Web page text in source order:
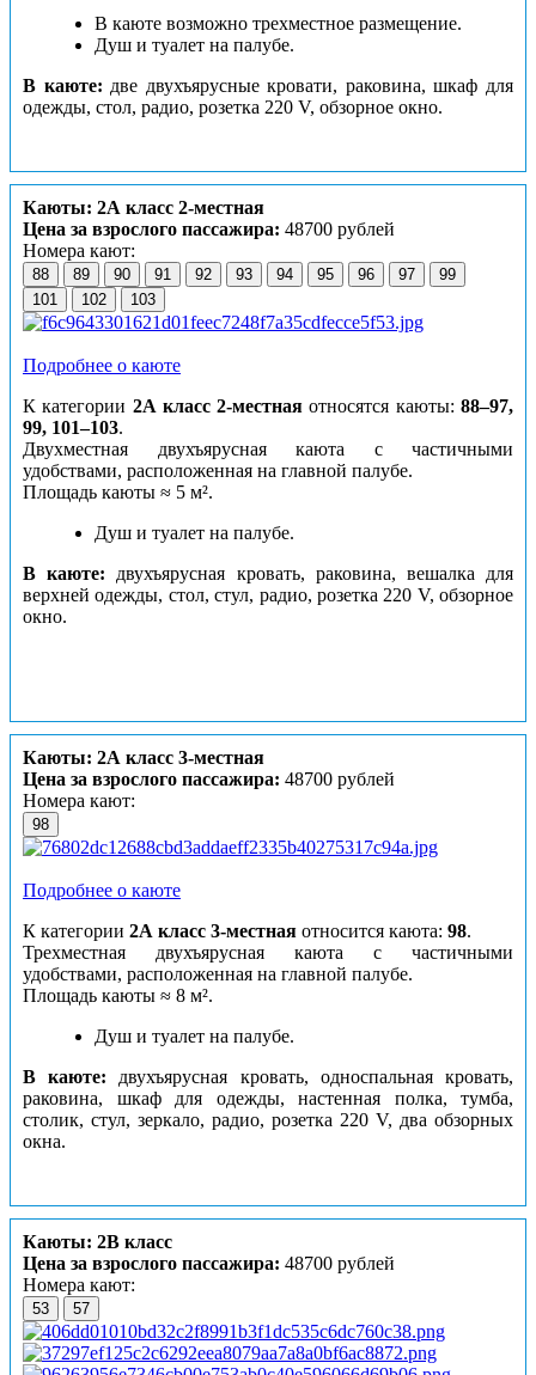
В каюте возможно трехместное размещение.
Душ и туалет на палубе.
В каюте: две двухъярусные кровати, раковина, шкаф для
одежды, стол, радио, розетка 220 V, обзорное окно.
Каюты: 2А класс 2-местная
Цена за взрослого пассажира: 48700 рублей
Номера кают:
88 89 90 91 92 93 94 95 96 97
99
101
102 103
Подробнее о каюте
К категории 2А класс 2-местная относятся каюты:88–97,
99, 101–103.
Двухместная двухъярусная каюта с частичными
удобствами, расположенная на главной палубе.
Площадь каюты ≈ 5 м².
Душ и туалет на палубе.
В каюте: двухъярусная кровать, раковина, вешалка для
верхней одежды, стол, стул, радио, розетка 220 V, обзорное
окно.
Каюты: 2А класс 3-местная
Цена за взрослого пассажира: 48700 рублей
Номера кают:
98
Подробнее о каюте
К категории 2А класс 3-местная относится каюта: 98.
Трехместная двухъярусная каюта с частичными
удобствами, расположенная на главной палубе.
Площадь каюты ≈ 8 м².
Душ и туалет на палубе.
В каюте: двухъярусная кровать, односпальная кровать,
раковина, шкаф для одежды, настенная полка, тумба,
столик, стул, зеркало, радио, розетка 220 V, два обзорных
окна.
Каюты: 2В класс
Цена за взрослого пассажира: 48700 рублей
Номера кают:
53 57